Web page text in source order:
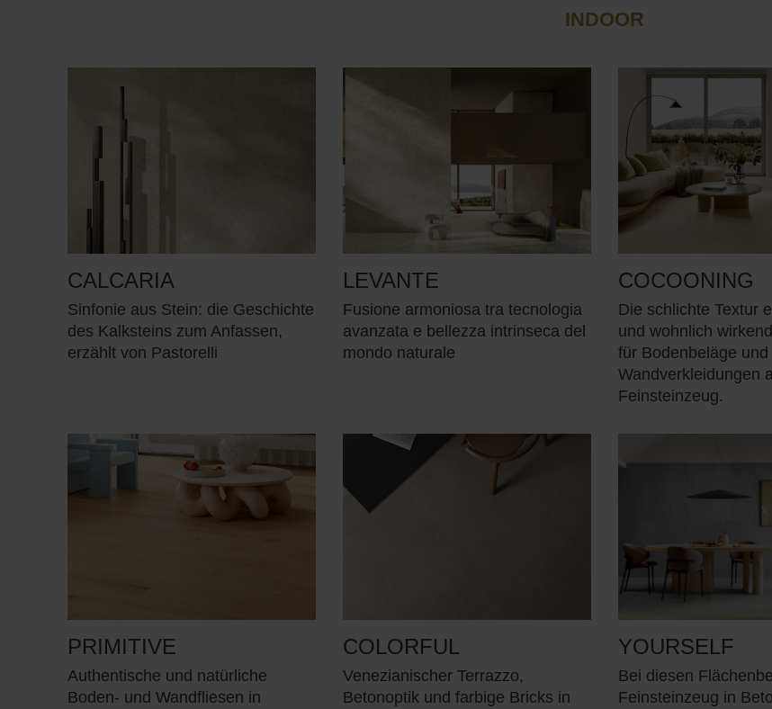
INDOOR
CALCARIA
Sinfonie aus Stein: die Geschichte
des Kalksteins zum Anfassen,
erzählt von Pastorelli
LEVANTE
Fusione armoniosa tra tecnologia
avanzata e bellezza intrinseca del
mondo naturale
COCOONING
Die schlichte Textur
und wohnlich
für Bodenbeläge und
Wandverkleidungen
Feinsteinzeug.
PRIMITIVE
Authentische und natürliche
Boden- und Wandfliesen in
COLORFUL
Venezianischer Terrazzo,
Betonoptik und farbige Bricks in
YOURSELF
Bei diesen
Feinsteinzeug in